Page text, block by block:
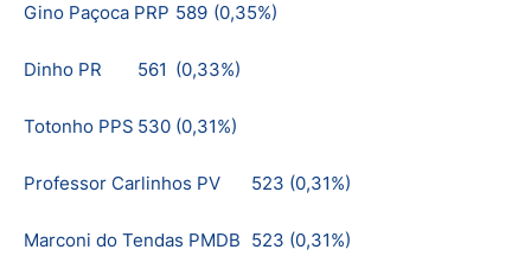
Gino Paçoca PRP 589 (0,35%)
Dinho PR 561 (0,33%)
Totonho PPS 530 (0,31%)
Professor Carlinhos PV 523 (0,31%)
Marconi do Tendas PMDB 523 (0,31%)